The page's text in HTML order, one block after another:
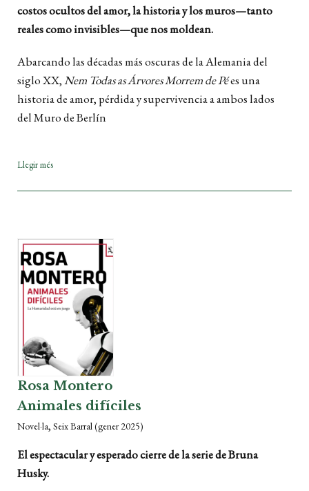
costos ocultos del amor, la historia y los muros—tanto
reales como invisibles—que nos moldean.
Abarcando las décadas más oscuras de la Alemania del
siglo XX,Nem Todas as Árvores Morrem de Pées una
historia de amor, pérdida y supervivencia a ambos lados
del Muro de Berlín
Llegir més
Rosa Montero
Animales difíciles
Novel·la, Seix Barral(gener 2025)
El espectacular y esperado cierre de la serie de Bruna
Husky.